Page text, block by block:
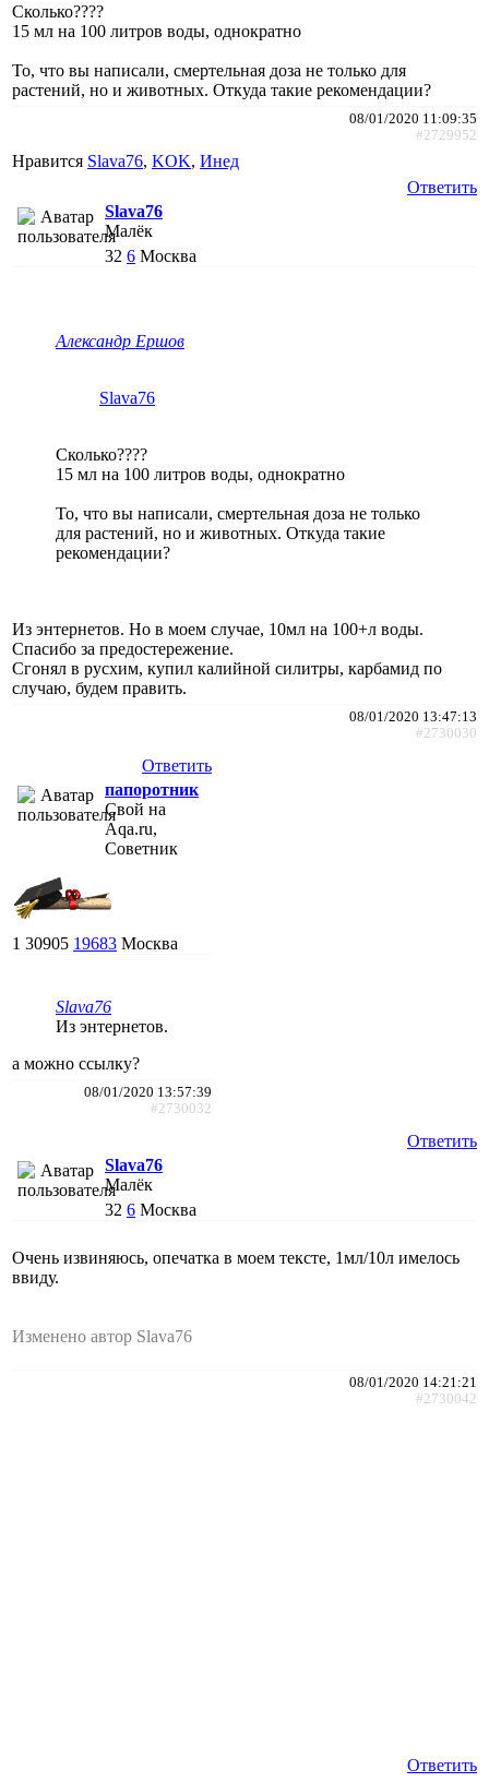
Сколько????
15 мл на 100 литров воды, однократно
То, что вы написали, смертельная доза не только для
растений, но и животных. Откуда такие рекомендации?
08/01/2020 11:09:35
#2729952
Нравится Slava76, KOK, Инед
Ответить
Slava76
Малёк
32 6 Москва
Александр Ершов
Slava76
Сколько????
15 мл на 100 литров воды, однократно
То, что вы написали, смертельная доза не только
для растений, но и животных. Откуда такие
рекомендации?
Из энтернетов. Но в моем случае, 10мл на 100+л воды.
Спасибо за предостережение.
Сгонял в русхим, купил калийной силитры, карбамид по
случаю, будем править.
08/01/2020 13:47:13
#2730030
Ответить
папоротник
Свой на
Aqa.ru,
Советник
1 30905 19683 Москва
Slava76
Из энтернетов.
а можно ссылку?
08/01/2020 13:57:39
#2730032
Ответить
Slava76
Малёк
32 6 Москва
Очень извиняюсь, опечатка в моем тексте, 1мл/10л имелось
ввиду.
Изменено автор Slava76
08/01/2020 14:21:21
#2730042
Ответить